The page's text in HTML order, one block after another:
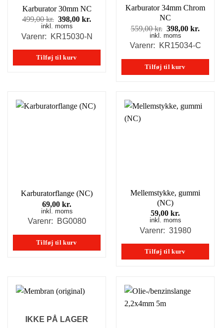
Karburator 30mm NC
499,00kr. Den
oprindelige
pris
499,00 kr..
398,00kr.
pris
398,00 kr..
inkl. moms
Varenr: KR15030-N
Tilføj til kurv
Karburator 34mm Chrom
NC
559,00kr. Den
oprindelige
pris
559,00 kr..
398,00kr.
pris
inkl. moms
Varenr: KR15034-C
Tilføj til kurv
Karburatorflange (NC)
69,00 kr.
inkl. moms
Varenr: BG0080
Tilføj til kurv
Mellemstykke, gummi
(NC)
59,00 kr.
inkl. moms
Varenr: 31980
Tilføj til kurv
IKKE PÅ LAGER